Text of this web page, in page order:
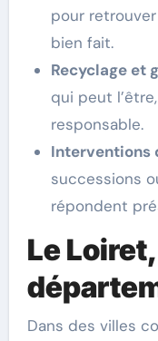
pour
bien fait.
Recyclage et
qui peut
responsable.
Interventions
successions
répondent
Le
Dans des villes